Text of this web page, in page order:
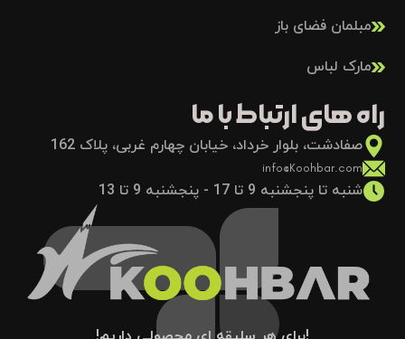
مبلمان فضای باز
مارک لباس
راه های ارتباط با ما
صفادشت، بلوار خرداد، خیابان چهارم غربی، پلاک 162
info@Koohbar.com
شنبه تا پنجشنبه 9 تا 17 - پنجشنبه 9 تا 13